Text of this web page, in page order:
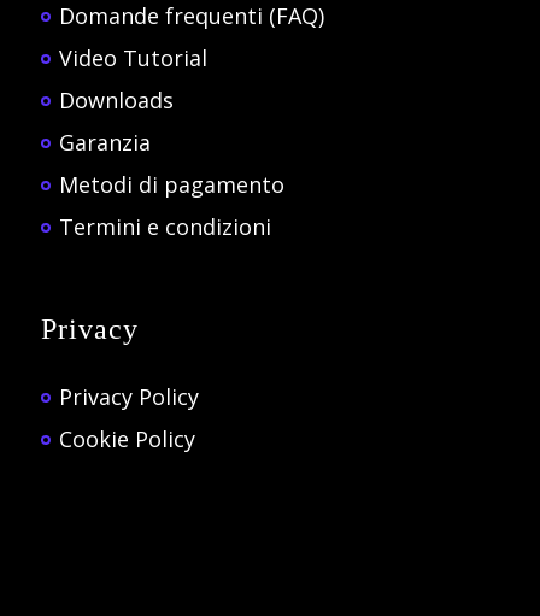
Domande frequenti (FAQ)
Video Tutorial
Downloads
Garanzia
Metodi di pagamento
Termini e condizioni
Privacy
Privacy Policy
Cookie Policy